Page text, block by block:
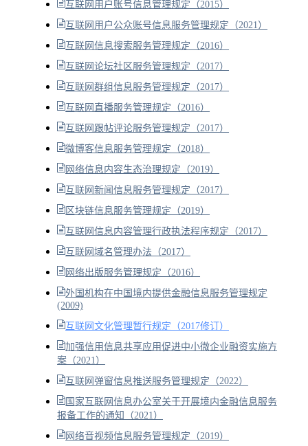
互联网用户账号信息管理规定（2015）
互联网用户公众账号信息服务管理规定（2021）
互联网信息搜索服务管理规定（2016）
互联网论坛社区服务管理规定（2017）
互联网群组信息服务管理规定（2017）
互联网直播服务管理规定（2016）
互联网跟帖评论服务管理规定（2017）
微博客信息服务管理规定（2018）
网络信息内容生态治理规定（2019）
互联网新闻信息服务管理规定（2017）
区块链信息服务管理规定（2019）
互联网信息内容管理行政执法程序规定（2017）
互联网域名管理办法（2017）
网络出版服务管理规定（2016）
外国机构在中国境内提供金融信息服务管理规定
(2009)
互联网文化管理暂行规定（2017修订）
加强信用信息共享应用促进中小微企业融资实施方
案（2021）
互联网弹窗信息推送服务管理规定（2022）
国家互联网信息办公室关于开展境内金融信息服务
报备工作的通知（2021）
网络音视频信息服务管理规定（2019）